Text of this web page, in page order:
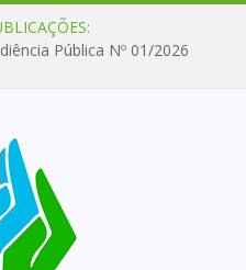
Pública Nº 01/2026